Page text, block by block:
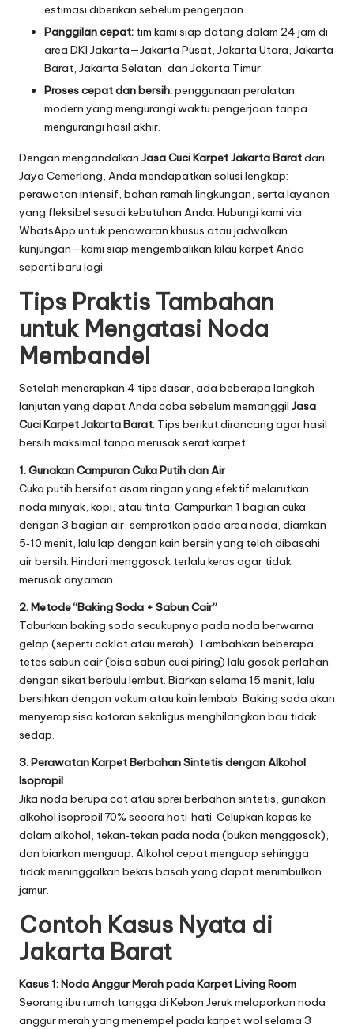
estimasi diberikan sebelum pengerjaan.
Panggilan cepat: tim kami siap datang dalam 24 jam di
area DKI Jakarta—Jakarta Pusat, Jakarta Utara, Jakarta
Barat, Jakarta Selatan, dan Jakarta Timur.
Proses cepat dan bersih:penggunaan peralatan
modern yang mengurangi waktu pengerjaan tanpa
mengurangi hasil akhir.
Dengan mengandalkan Jasa Cuci Karpet Jakarta Baratdari
Jaya Cemerlang, Anda mendapatkan solusi lengkap:
perawatan intensif, bahan ramah lingkungan, serta layanan
yang fleksibel sesuai kebutuhan Anda. Hubungi kami via
WhatsApp untuk penawaran khusus atau jadwalkan
kunjungan—kami siap mengembalikan kilau karpet Anda
seperti baru lagi.
Tips Praktis Tambahan
untuk Mengatasi Noda
Membandel
Setelah menerapkan 4 tips dasar, ada beberapa langkah
lanjutan yang dapat Anda coba sebelum memanggil Jasa
Cuci Karpet Jakarta Barat. Tips berikut dirancang agar hasil
bersih maksimal tanpa merusak serat karpet.
1. Gunakan Campuran Cuka Putih dan Air
Cuka putih bersifat asam ringan yang efektif melarutkan
noda minyak, kopi, atau tinta. Campurkan 1 bagian cuka
dengan 3 bagian air, semprotkan pada area noda, diamkan
5‑10 menit, lalu lap dengan kain bersih yang telah dibasahi
air bersih. Hindari menggosok terlalu keras agar tidak
merusak anyaman.
2. Metode “Baking Soda + Sabun Cair”
Taburkan baking soda secukupnya pada noda berwarna
gelap (seperti coklat atau merah). Tambahkan beberapa
tetes sabun cair (bisa sabun cuci piring) lalu gosok perlahan
dengan sikat berbulu lembut. Biarkan selama 15 menit, lalu
bersihkan dengan vakum atau kain lembab. Baking soda akan
menyerap sisa kotoran sekaligus menghilangkan bau tidak
sedap.
3. Perawatan Karpet Berbahan Sintetis dengan Alkohol
Isopropil
Jika noda berupa cat atau sprei berbahan sintetis, gunakan
alkohol isopropil 70% secara hati‑hati. Celupkan kapas ke
dalam alkohol, tekan‑tekan pada noda (bukan menggosok),
dan biarkan menguap. Alkohol cepat menguap sehingga
tidak meninggalkan bekas basah yang dapat menimbulkan
jamur.
Contoh Kasus Nyata di
Jakarta Barat
Kasus 1: Noda Anggur Merah pada Karpet Living Room
Seorang ibu rumah tangga di Kebon Jeruk melaporkan noda
anggur merah yang menempel pada karpet wol selama 3